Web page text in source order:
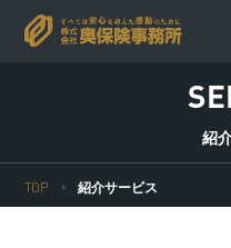
紹
TOP 紹介サービス